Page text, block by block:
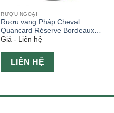
RƯỢU NGOẠI
Rượu vang Pháp Cheval
Quancard Réserve Bordeaux
750ml
Giá - Liên hệ
LIÊN HỆ